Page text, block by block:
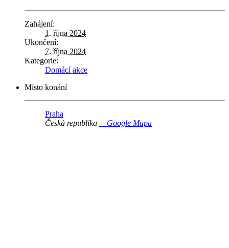
Zahájení:
1. října 2024
Ukončení:
7. října 2024
Kategorie:
Domácí akce
Místo konání
Praha
Česká republika + Google Mapa